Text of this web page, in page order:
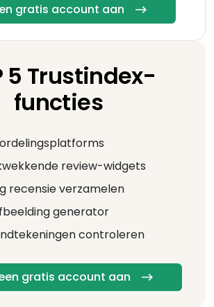
gratis account aan
5 Trustindex-
functies
review-widgets
recensie verzamelen
generator
controleren
gratis account aan